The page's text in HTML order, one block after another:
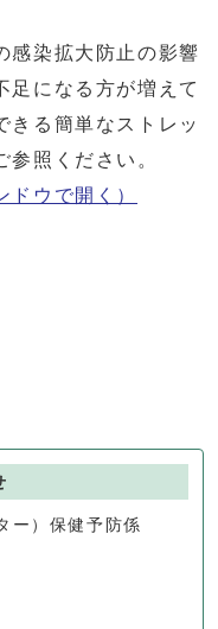
染拡大防止の影響
足になる方が増えて
きる簡単なストレッ
照ください。
ドウで開く）
ー）保健予防係